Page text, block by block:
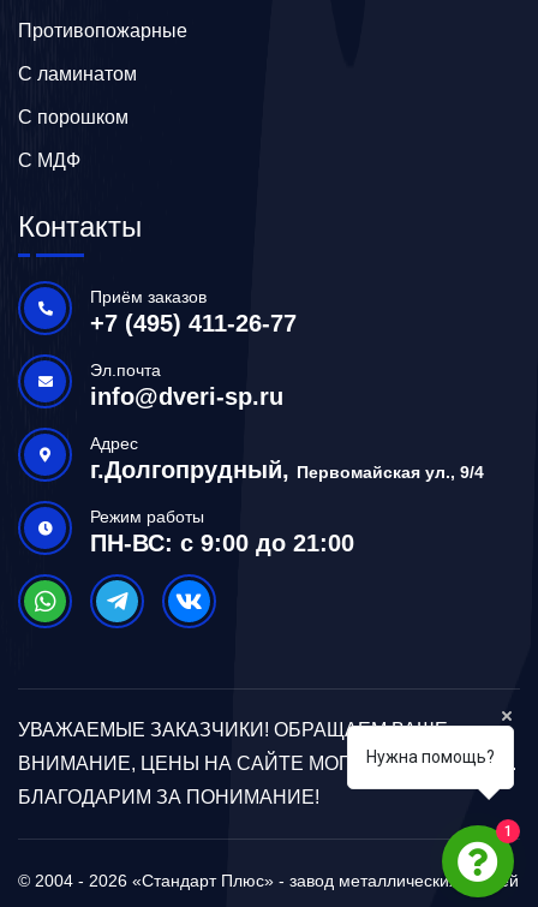
Противопожарные
С ламинатом
С порошком
С МДФ
Контакты
Приём заказов
+7 (495) 411-26-77
Эл.почта
info@dveri-sp.ru
Адрес
г.Долгопрудный, Первомайская ул., 9/4
Режим работы
ПН-ВС: с 9:00 до 21:00
УВАЖАЕМЫЕ ЗАКАЗЧИКИ! ОБРАЩАЕМ ВАШЕ
ВНИМАНИЕ, ЦЕНЫ НА САЙТЕ МОГУТ ОТЛИЧАТЬСЯ.
БЛАГОДАРИМ ЗА ПОНИМАНИЕ!
© 2004 - 2026 «Стандарт Плюс» - завод металлических дверей
Нужна помощь?
1